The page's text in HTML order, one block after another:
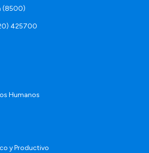
(8500)
425700
Humanos
y Productivo